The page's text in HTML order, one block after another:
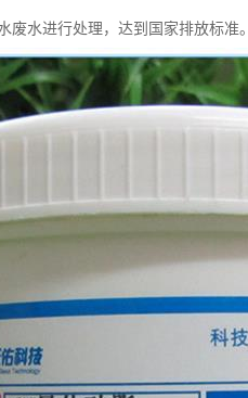
水进行处理，达到国家排放标准。